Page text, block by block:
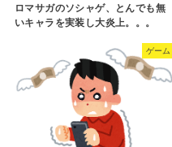
ロマサガのソシャゲ、とんでも無
いキャラを実装し大炎上。。。
ゲーム